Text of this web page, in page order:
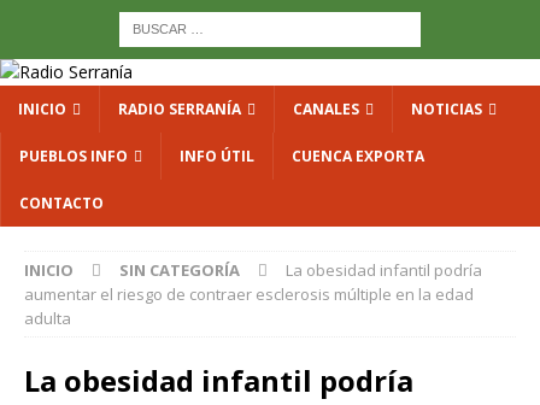
INICIO RADIO SERRANÍA CANALES NOTICIAS
PUEBLOS INFO INFO ÚTIL CUENCA EXPORTA
CONTACTO
INICIO SIN CATEGORÍA
La obesidad infantil podría
aumentar el riesgo de contraer esclerosis múltiple en la edad
adulta
La obesidad infantil podría